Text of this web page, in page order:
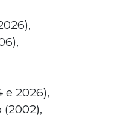
e 2026),